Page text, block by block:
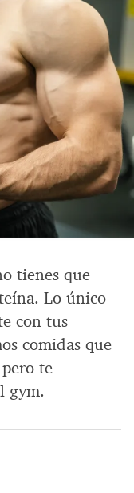
tienes que
Lo único
con tus
comidas que
te
gym.